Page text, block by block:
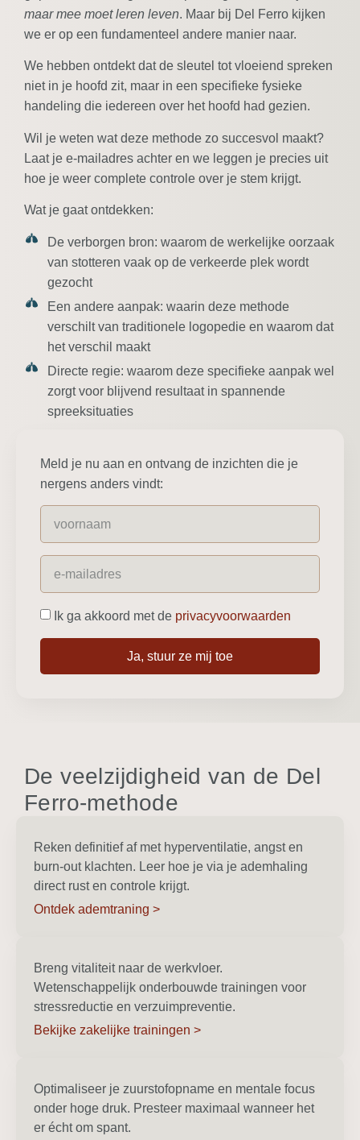
maar mee moet leren leven. Maar bij Del Ferro kijken
we er op een fundamenteel andere manier naar.
We hebben ontdekt dat de sleutel tot vloeiend spreken
niet in je hoofd zit, maar in een specifieke fysieke
handeling die iedereen over het hoofd had gezien.
Wil je weten wat deze methode zo succesvol maakt?
Laat je e-mailadres achter en we leggen je precies uit
hoe je weer complete controle over je stem krijgt.
Wat je gaat ontdekken:
De verborgen bron: waarom de werkelijke oorzaak
van stotteren vaak op de verkeerde plek wordt
gezocht
Een andere aanpak: waarin deze methode
verschilt van traditionele logopedie en waarom dat
het verschil maakt
Directe regie: waarom deze specifieke aanpak wel
zorgt voor blijvend resultaat in spannende
spreeksituaties
Meld je nu aan en ontvang de inzichten die je
nergens anders vindt:
Ik ga akkoord met de privacyvoorwaarden
Ja, stuur ze mij toe
De veelzijdigheid van de Del
Ferro-methode
Reken definitief af met hyperventilatie, angst en
burn-out klachten. Leer hoe je via je ademhaling
direct rust en controle krijgt.
Ontdek ademtraning >
Breng vitaliteit naar de werkvloer.
Wetenschappelijk onderbouwde trainingen voor
stressreductie en verzuimpreventie.
Bekijke zakelijke trainingen >
Optimaliseer je zuurstofopname en mentale focus
onder hoge druk. Presteer maximaal wanneer het
er écht om spant.